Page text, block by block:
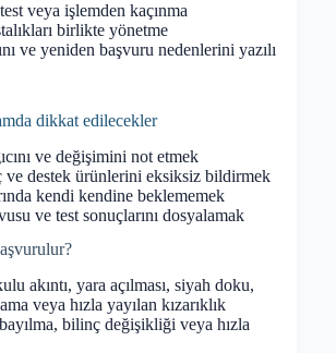
veya işlemden kaçınma
birlikte yönetme
ve yeniden başvuru nedenlerini yazılı
dikkat edilecekler
ve değişimini not etmek
ve destek ürünlerini eksiksiz bildirmek
kendi kendine beklememek
ve test sonuçlarını dosyalamak
akıntı, yara açılması, siyah doku,
veya hızla yayılan kızarıklık
bilinç değişikliği veya hızla